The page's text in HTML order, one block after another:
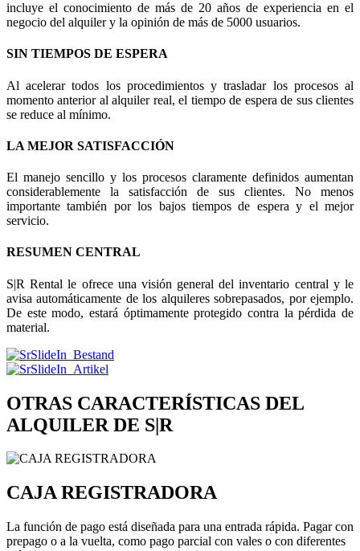
incluye el conocimiento de más de 20 años de experiencia en el
negocio del alquiler y la opinión de más de 5000 usuarios.
SIN TIEMPOS DE ESPERA
Al acelerar todos los procedimientos y trasladar los procesos al
momento anterior al alquiler real, el tiempo de espera de sus clientes
se reduce al mínimo.
LA MEJOR SATISFACCIÓN
El manejo sencillo y los procesos claramente definidos aumentan
considerablemente la satisfacción de sus clientes. No menos
importante también por los bajos tiempos de espera y el mejor
servicio.
RESUMEN CENTRAL
S|R Rental le ofrece una visión general del inventario central y le
avisa automáticamente de los alquileres sobrepasados, por ejemplo.
De este modo, estará óptimamente protegido contra la pérdida de
material.
OTRAS CARACTERÍSTICAS DEL
ALQUILER DE S|R
CAJA REGISTRADORA
La función de pago está diseñada para una entrada rápida. Pagar con
prepago o a la vuelta, como pago parcial con vales o con diferentes